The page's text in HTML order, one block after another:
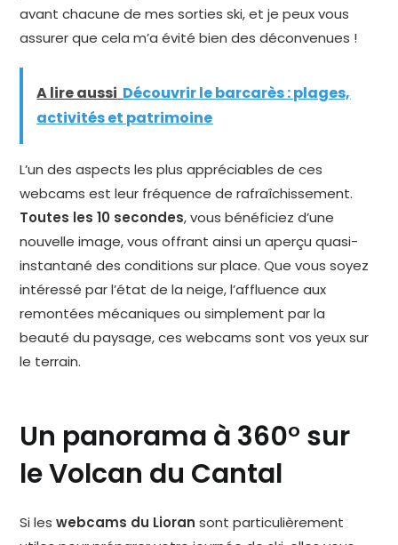
avant chacune de mes sorties ski, et je peux vous
assurer que cela m’a évité bien des déconvenues !
A lire aussi Découvrir le barcarès : plages,
activités et patrimoine
L’un des aspects les plus appréciables de ces
webcams est leur fréquence de rafraîchissement.
Toutes les 10 secondes, vous bénéficiez d’une
nouvelle image, vous offrant ainsi un aperçu quasi-
instantané des conditions sur place. Que vous soyez
intéressé par l’état de la neige, l’affluence aux
remontées mécaniques ou simplement par la
beauté du paysage, ces webcams sont vos yeux sur
le terrain.
Un panorama à 360° sur
le Volcan du Cantal
Si leswebcams du Lioran sont particulièrement